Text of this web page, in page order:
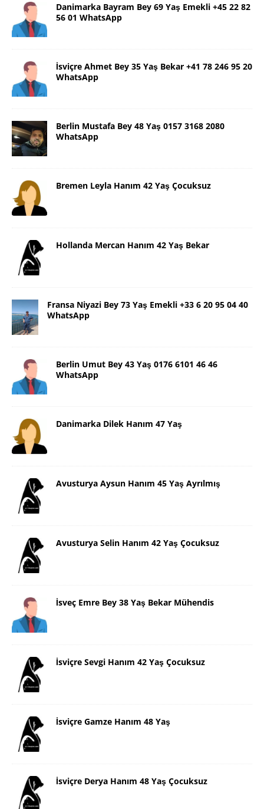
Danimarka Bayram Bey 69 Yaş Emekli +45 22 82
56 01 WhatsApp
İsviçre Ahmet Bey 35 Yaş Bekar +41 78 246 95 20
WhatsApp
Berlin Mustafa Bey 48 Yaş 0157 3168 2080
WhatsApp
Bremen Leyla Hanım 42 Yaş Çocuksuz
Hollanda Mercan Hanım 42 Yaş Bekar
Fransa Niyazi Bey 73 Yaş Emekli +33 6 20 95 04 40
WhatsApp
Berlin Umut Bey 43 Yaş 0176 6101 46 46
WhatsApp
Danimarka Dilek Hanım 47 Yaş
Avusturya Aysun Hanım 45 Yaş Ayrılmış
Avusturya Selin Hanım 42 Yaş Çocuksuz
İsveç Emre Bey 38 Yaş Bekar Mühendis
İsviçre Sevgi Hanım 42 Yaş Çocuksuz
İsviçre Gamze Hanım 48 Yaş
İsviçre Derya Hanım 48 Yaş Çocuksuz